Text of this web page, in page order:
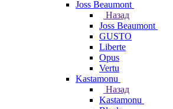
Joss Beaumont
Назад
Joss Beaumont
GUSTO
Liberte
Opus
Vertu
Kastamonu
Назад
Kastamonu